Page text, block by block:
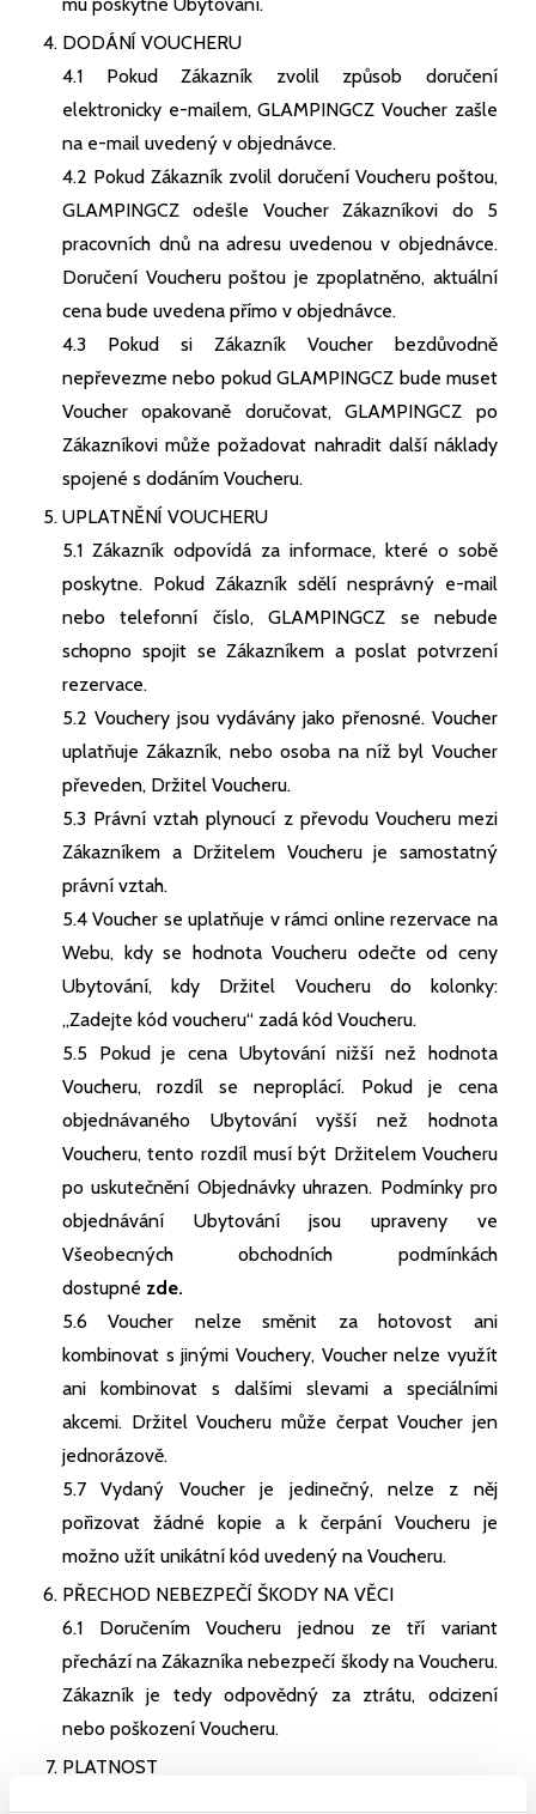
DODÁNÍ VOUCHERU
4.1 Pokud Zákazník zvolil způsob doručení
elektronicky e-mailem, GLAMPINGCZ Voucher zašle
na e-mail uvedený v objednávce.
4.2 Pokud Zákazník zvolil doručení Voucheru poštou,
GLAMPINGCZ odešle Voucher Zákazníkovi do 5
pracovních dnů na adresu uvedenou v objednávce.
Doručení Voucheru poštou je zpoplatněno, aktuální
cena bude uvedena přímo v objednávce.
4.3 Pokud si Zákazník Voucher bezdůvodně
nepřevezme nebo pokud GLAMPINGCZ bude muset
Voucher opakovaně doručovat, GLAMPINGCZ po
Zákazníkovi může požadovat nahradit další náklady
spojené s dodáním Voucheru.
UPLATNĚNÍ VOUCHERU
5.1 Zákazník odpovídá za informace, které o sobě
poskytne. Pokud Zákazník sdělí nesprávný e-mail
nebo telefonní číslo, GLAMPINGCZ se nebude
schopno spojit se Zákazníkem a poslat potvrzení
rezervace.
5.2 Vouchery jsou vydávány jako přenosné. Voucher
uplatňuje Zákazník, nebo osoba na níž byl Voucher
převeden, Držitel Voucheru.
5.3 Právní vztah plynoucí z převodu Voucheru mezi
Zákazníkem a Držitelem Voucheru je samostatný
právní vztah.
5.4 Voucher se uplatňuje v rámci online rezervace na
Webu, kdy se hodnota Voucheru odečte od ceny
Ubytování, kdy Držitel Voucheru do kolonky:
„Zadejte kód voucheru“ zadá kód Voucheru.
5.5 Pokud je cena Ubytování nižší než hodnota
Voucheru, rozdíl se neproplácí. Pokud je cena
objednávaného Ubytování vyšší než hodnota
Voucheru, tento rozdíl musí být Držitelem Voucheru
po uskutečnění Objednávky uhrazen. Podmínky pro
objednávání Ubytování jsou upraveny ve
Všeobecných obchodních podmínkách
dostupné zde.
5.6 Voucher nelze směnit za hotovost ani
kombinovat s jinými Vouchery, Voucher nelze využít
ani kombinovat s dalšími slevami a speciálními
akcemi. Držitel Voucheru může čerpat Voucher jen
jednorázově.
5.7 Vydaný Voucher je jedinečný, nelze z něj
pořizovat žádné kopie a k čerpání Voucheru je
možno užít unikátní kód uvedený na Voucheru.
PŘECHOD NEBEZPEČÍ ŠKODY NA VĚCI
6.1 Doručením Voucheru jednou ze tří variant
přechází na Zákazníka nebezpečí škody na Voucheru.
Zákazník je tedy odpovědný za ztrátu, odcizení
nebo poškození Voucheru.
PLATNOST